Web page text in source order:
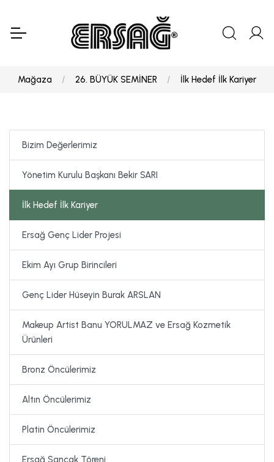
Mağaza 26. BÜYÜK SEMİNER İlk Hedef İlk Kariyer
Bizim Değerlerimiz
Yönetim Kurulu Başkanı Bekir SARI
İlk Hedef İlk Kariyer
Ersağ Genç Lider Projesi
Ekim Ayı Grup Birincileri
Genç Lider Hüseyin Burak ARSLAN
Makeup Artist Banu YORULMAZ ve Ersağ Kozmetik
Ürünleri
Bronz Öncülerimiz
Altın Öncülerimiz
Platin Öncülerimiz
Ersağ Sancak Töreni